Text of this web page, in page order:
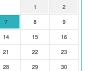
1
2
7 8
9
14 15
16
21 22
23
28 29
30